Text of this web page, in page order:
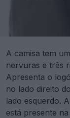
A camisa tem
nervuras e três
Apresenta o
no lado direito
lado esquerdo.
está presente